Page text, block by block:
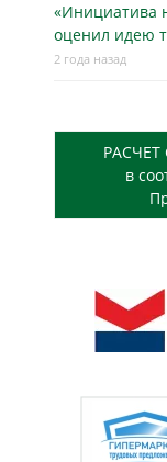
«Инициатива
оценил идею
2 года назад
в